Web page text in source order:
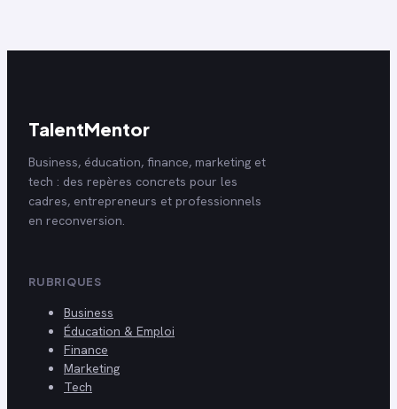
TalentMentor
Business, éducation, finance, marketing et
tech : des repères concrets pour les
cadres, entrepreneurs et professionnels
en reconversion.
RUBRIQUES
Business
Éducation & Emploi
Finance
Marketing
Tech